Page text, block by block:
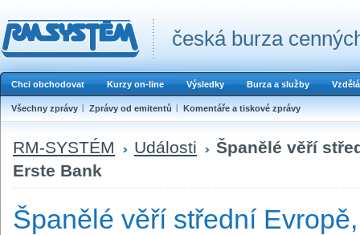
česká burza
Chci obchodovat Kurzy on-line Výsledky Burza a služby
Všechny zprávy Zprávy od emitentů Komentáře a tiskové zprávy
RM-SYSTÉM Události
Španělé věří
Erste Bank
Španělé věří střední